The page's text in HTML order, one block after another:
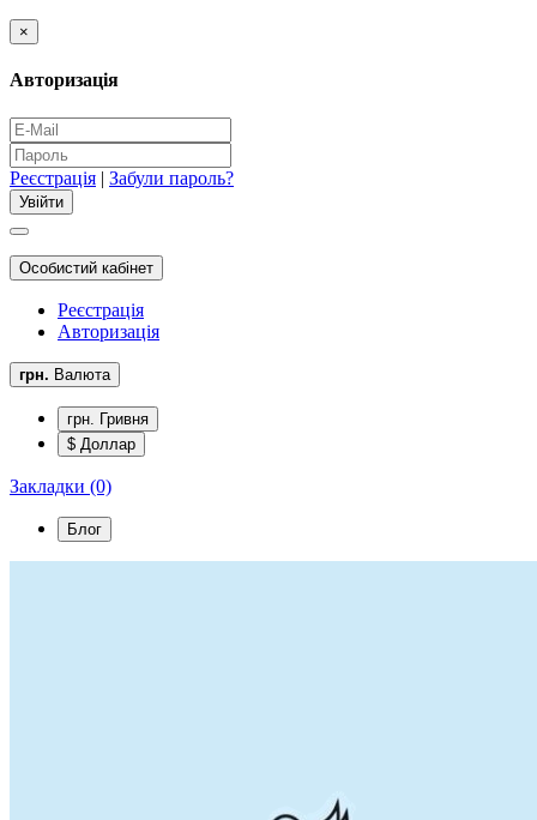
×
Авторизація
Реєстрація | Забули пароль?
Особистий кабінет
Реєстрація
Авторизація
грн. Валюта
грн. Гривня
$ Доллар
Закладки (0)
Блог